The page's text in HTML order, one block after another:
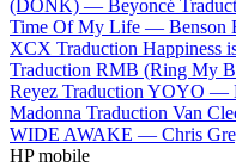
(DONK) — Beyoncé
Time Of My Life — Benson
XCX Traduction Happiness
Traduction RMB (Ring My
Reyez Traduction YOYO —
Madonna Traduction Van
WIDE AWAKE — Chris
HP mobile